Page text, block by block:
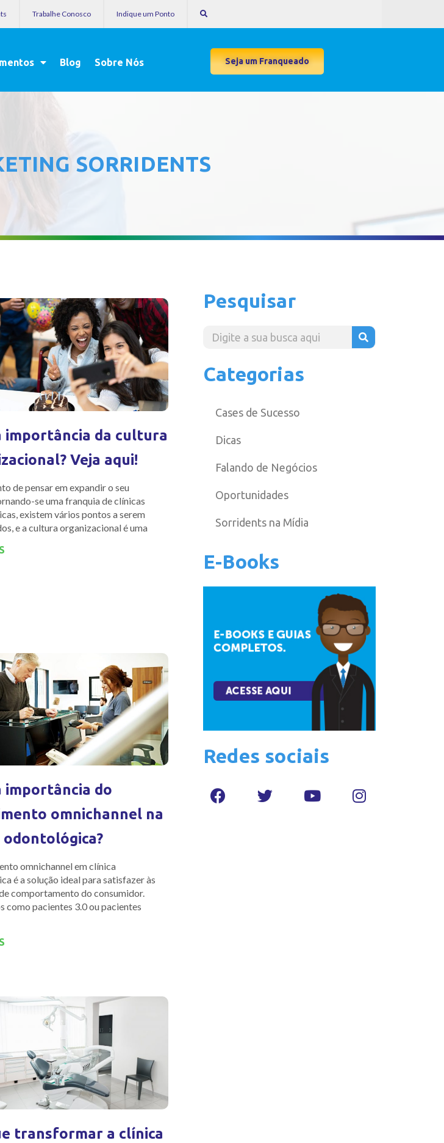
Trabalhe Conosco Indique um Ponto
Blog Sobre Nós Seja um Franqueado
SORRIDENTS
importância da cultura
Veja aqui!
de pensar em expandir o seu
se uma franquia de clínicas
existem vários pontos a serem
e a cultura organizacional é uma
importância do
omnichannel na
odontológica?
omnichannel em clínica
é a solução ideal para satisfazer às
comportamento do consumidor.
como pacientes 3.0 ou pacientes
transformar a clínica
Pesquisar
Categorias
Cases de Sucesso
Dicas
Falando de Negócios
Oportunidades
Sorridents na Mídia
E-Books
Redes sociais